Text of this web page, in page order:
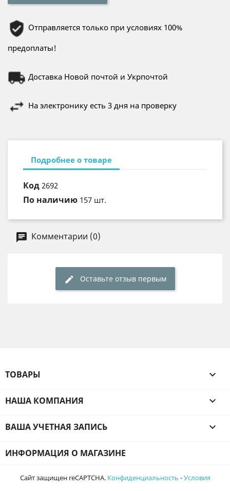
Отправляется только при условиях 100%
предоплаты!
Доставка Новой почтой и Укрпочтой
На электронику есть 3 дня на проверку
Подробнее о товаре
Код 2692
По наличию 157 шт.
Комментарии (0)
Оставьте отзыв первым
ТОВАРЫ 
НАША КОМПАНИЯ 
ВАША УЧЕТНАЯ ЗАПИСЬ 
ИНФОРМАЦИЯ О МАГАЗИНЕ
Сайт защищен reCAPTCHA. Конфиденциальность -Условия